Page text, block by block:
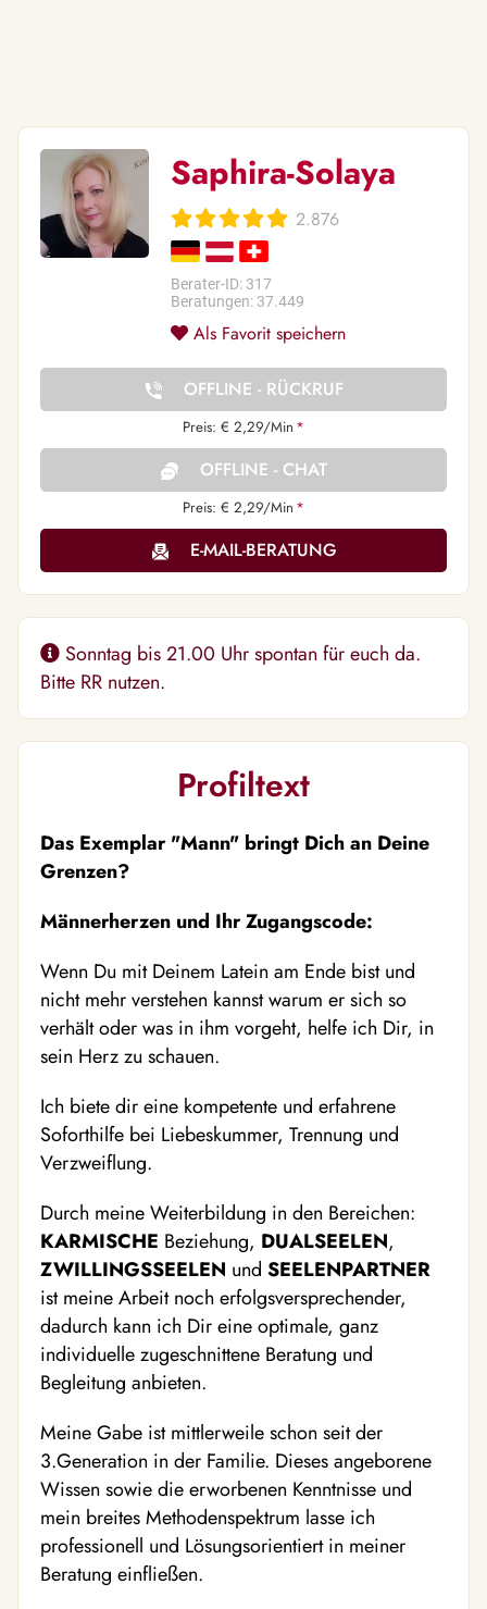
Saphira-Solaya
2.876
Berater-ID: 317
Beratungen: 37.449
Als Favorit speichern
OFFLINE - RÜCKRUF
Preis: € 2,29/Min *
OFFLINE - CHAT
Preis: € 2,29/Min *
E-MAIL-BERATUNG
Sonntag bis 21.00 Uhr spontan für euch da.
Bitte RR nutzen.
Profiltext
Das Exemplar "Mann" bringt Dich an Deine
Grenzen?
Männerherzen und Ihr Zugangscode:
Wenn Du mit Deinem Latein am Ende bist und
nicht mehr verstehen kannst warum er sich so
verhält oder was in ihm vorgeht, helfe ich Dir, in
sein Herz zu schauen.
Ich biete dir eine kompetente und erfahrene
Soforthilfe bei Liebeskummer, Trennung und
Verzweiflung.
Durch meine Weiterbildung in den Bereichen:
KARMISCHE Beziehung, DUALSEELEN,
ZWILLINGSSEELEN und SEELENPARTNER
ist meine Arbeit noch erfolgsversprechender,
dadurch kann ich Dir eine optimale, ganz
individuelle zugeschnittene Beratung und
Begleitung anbieten.
Meine Gabe ist mittlerweile schon seit der
3.Generation in der Familie. Dieses angeborene
Wissen sowie die erworbenen Kenntnisse und
mein breites Methodenspektrum lasse ich
professionell und Lösungsorientiert in meiner
Beratung einfließen.